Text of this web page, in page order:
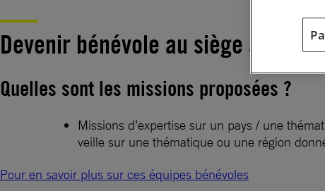
Devenir bénévole au siège à Paris
Quelles sont les missions proposées ?
Missions d’expertise sur un pays / une
veille sur une thématique ou une région
Pour en savoir plus sur ces équipes bénévoles